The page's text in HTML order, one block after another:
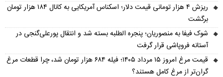
ریزش ۴ هزار تومانی قیمت دلار؛ اسکناس آمریکایی به کانال ۱۸۴ هزار تومان
برگشت
شوک فیفا به منصوریان؛ پنجره الطلبه بسته شد و انتقال پورعلی‌گنجی در
آستانه فروپاشی قرار گرفت
قیمت مرغ امروز ۱۵ مرداد ۱۴۰۵؛ فیله ۶۸۴ هزار تومان شد، چرا قطعات مرغ
گران‌تر از مرغ کامل هستند؟